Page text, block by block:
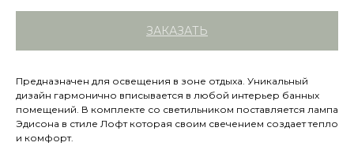
ЗАКАЗАТЬ
Предназначен для освещения в зоне отдыха. Уникальный
дизайн гармонично вписывается в любой интерьер банных
помещений. В комплекте со светильником поставляется лампа
Эдисона в стиле Лофт которая своим свечением создает тепло
и комфорт.